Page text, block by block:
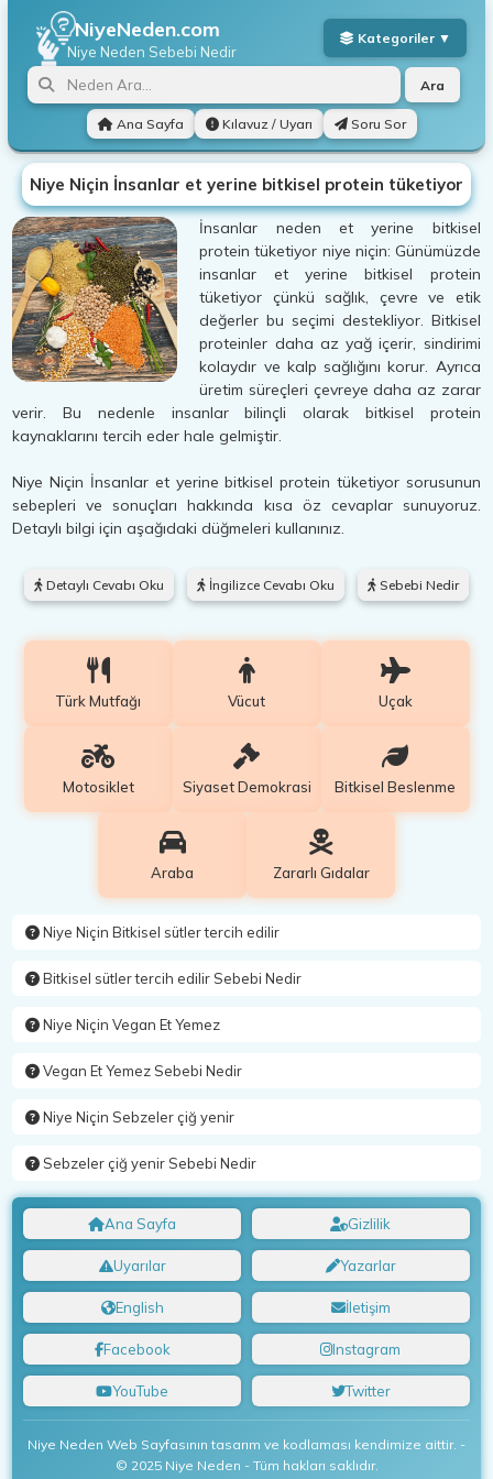
NiyeNeden.com
Niye Neden Sebebi Nedir
Ana Sayfa Kılavuz / Uyarı Soru Sor
Ara
Niye Niçin İnsanlar et yerine bitkisel protein tüketiyor
İnsanlar neden et yerine bitkisel
protein tüketiyor niye niçin: Günümüzde
insanlar et yerine bitkisel protein
tüketiyor çünkü sağlık, çevre ve etik
değerler bu seçimi destekliyor. Bitkisel
proteinler daha az yağ içerir, sindirimi
kolaydır ve kalp sağlığını korur. Ayrıca
üretim süreçleri çevreye daha az zarar
verir. Bu nedenle insanlar bilinçli olarak bitkisel protein
kaynaklarını tercih eder hale gelmiştir.
Niye Niçin İnsanlar et yerine bitkisel protein tüketiyor sorusunun
sebepleri ve sonuçları hakkında kısa öz cevaplar sunuyoruz.
Detaylı bilgi için aşağıdaki düğmeleri kullanınız.
Detaylı Cevabı Oku İngilizce Cevabı Oku Sebebi Nedir
Türk Mutfağı Vücut Uçak
Motosiklet Siyaset Demokrasi Bitkisel Beslenme
Araba Zararlı Gıdalar
Niye Niçin Bitkisel sütler tercih edilir
Bitkisel sütler tercih edilir Sebebi Nedir
Niye Niçin Vegan Et Yemez
Vegan Et Yemez Sebebi Nedir
Niye Niçin Sebzeler çiğ yenir
Sebzeler çiğ yenir Sebebi Nedir
Ana Sayfa Gizlilik
Uyarılar Yazarlar
English İletişim
Facebook Instagram
YouTube Twitter
Niye Neden Web Sayfasının tasarım ve kodlaması kendimize aittir. -
© 2025 Niye Neden - Tüm hakları saklıdır.